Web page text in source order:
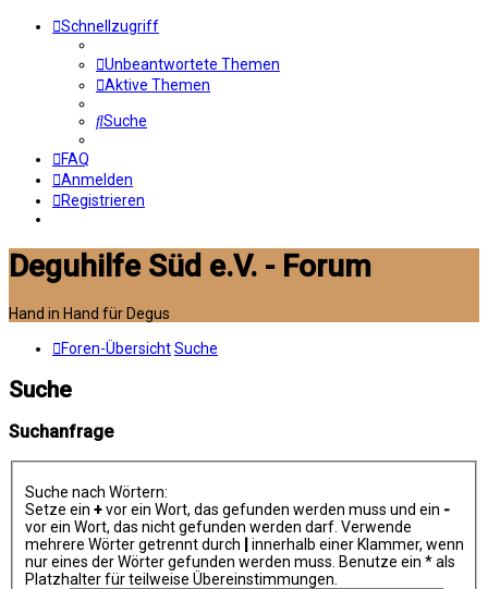
Schnellzugriff
Unbeantwortete Themen
Aktive Themen
Suche
FAQ
Anmelden
Registrieren
Deguhilfe Süd e.V. - Forum
Hand in Hand für Degus
Foren-ÜbersichtSuche
Suche
Suchanfrage
Suche nach Wörtern:
Setze ein +vor ein Wort, das gefunden werden muss und ein -
vor ein Wort, das nicht gefunden werden darf. Verwende
mehrere Wörter getrennt durch
innerhalb einer Klammer, wenn
nur eines der Wörter gefunden werden muss. Benutze ein * als
Platzhalter für teilweise Übereinstimmungen.